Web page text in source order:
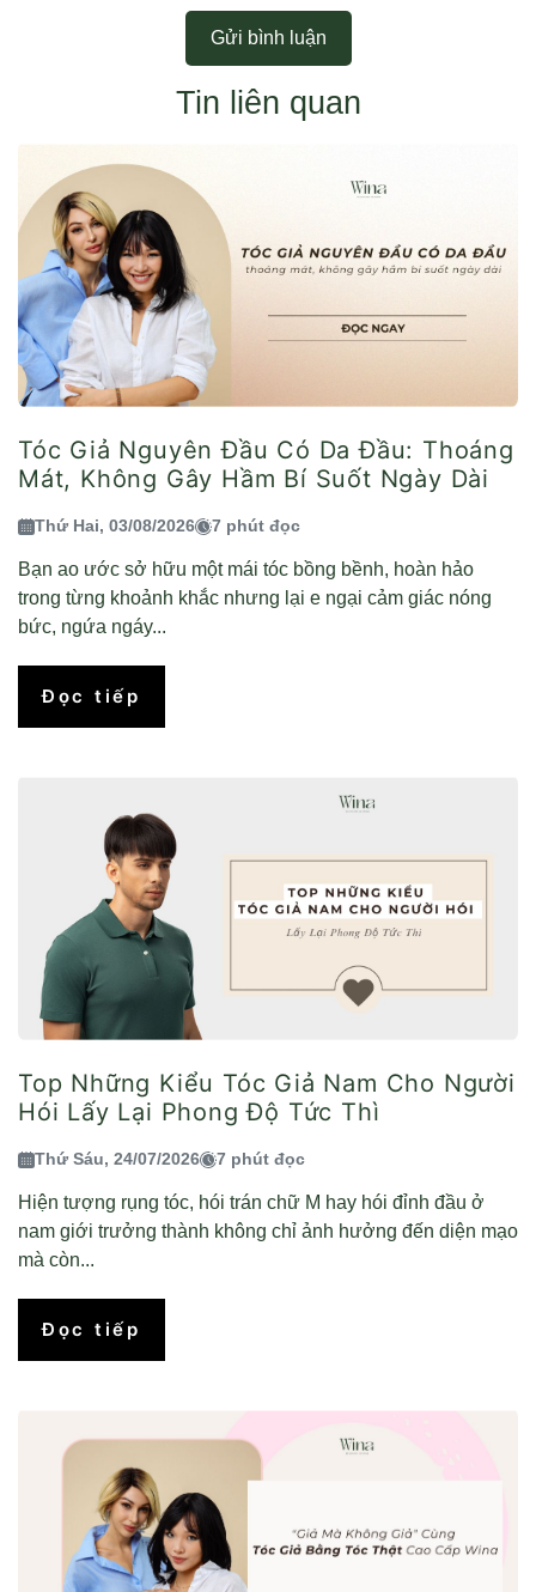
Gửi bình luận
Tin liên quan
Tóc Giả Nguyên Đầu Có Da Đầu: Thoáng
Mát, Không Gây Hầm Bí Suốt Ngày Dài
Thứ Hai, 03/08/2026 7 phút đọc
Bạn ao ước sở hữu một mái tóc bồng bềnh, hoàn hảo
trong từng khoảnh khắc nhưng lại e ngại cảm giác nóng
bức, ngứa ngáy...
Đọc tiếp
Top Những Kiểu Tóc Giả Nam Cho Người
Hói Lấy Lại Phong Độ Tức Thì
Thứ Sáu, 24/07/2026 7 phút đọc
Hiện tượng rụng tóc, hói trán chữ M hay hói đỉnh đầu ở
nam giới trưởng thành không chỉ ảnh hưởng đến diện mạo
mà còn...
Đọc tiếp